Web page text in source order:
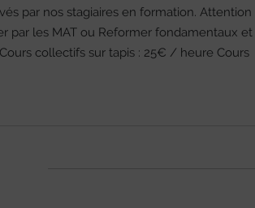
par nos stagiaires en formation. Attention
par les MAT ou Reformer fondamentaux et
collectifs sur tapis : 25€ / heure Cours